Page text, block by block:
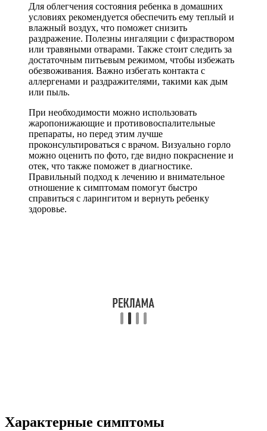
Для облегчения состояния ребенка в домашних
условиях рекомендуется обеспечить ему теплый и
влажный воздух, что поможет снизить
раздражение. Полезны ингаляции с физраствором
или травяными отварами. Также стоит следить за
достаточным питьевым режимом, чтобы избежать
обезвоживания. Важно избегать контакта с
аллергенами и раздражителями, такими как дым
или пыль.
При необходимости можно использовать
жаропонижающие и противовоспалительные
препараты, но перед этим лучше
проконсультироваться с врачом. Визуально горло
можно оценить по фото, где видно покраснение и
отек, что также поможет в диагностике.
Правильный подход к лечению и внимательное
отношение к симптомам помогут быстро
справиться с ларингитом и вернуть ребенку
здоровье.
Характерные симптомы